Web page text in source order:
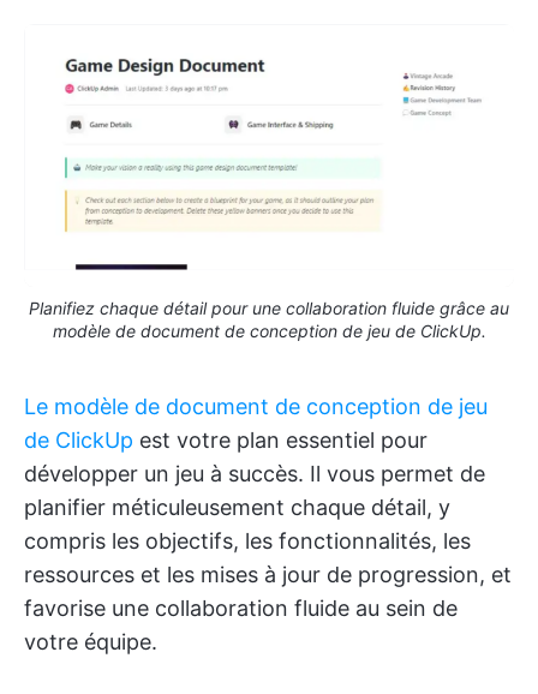
Planifiez chaque détail pour une collaboration fluide grâce au
modèle de document de conception de jeu de ClickUp.
Le modèle de document de conception de jeu
de ClickUp est votre plan essentiel pour
développer un jeu à succès. Il vous permet de
planifier méticuleusement chaque détail, y
compris les objectifs, les fonctionnalités, les
ressources et les mises à jour de progression, et
favorise une collaboration fluide au sein de
votre équipe.